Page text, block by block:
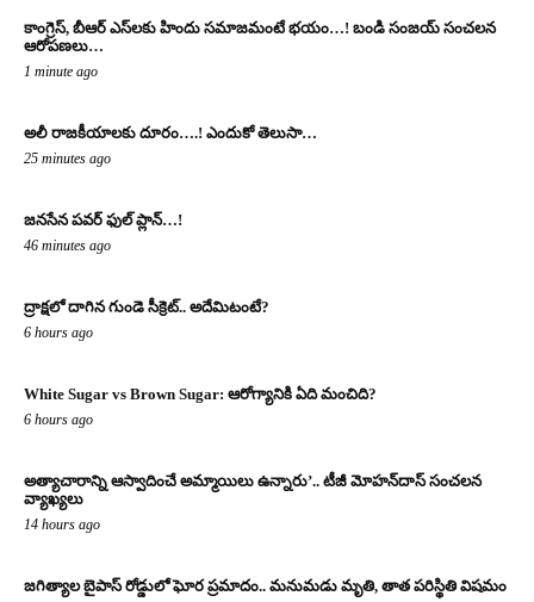
కాంగ్రెస్‌, బీఆర్ ఎస్‌ల‌కు హిందు స‌మాజ‌మంటే భ‌యం…! బండి సంజ‌య్ సంచ‌ల‌న
ఆరోప‌ణ‌లు…
1 minute ago
అలీ రాజ‌కీయాల‌కు దూరం….! ఎందుకో తెలుసా…
25 minutes ago
జనసేన పవర్ ఫుల్ ప్లాన్…!
46 minutes ago
ద్రాక్షలో దాగిన గుండె సీక్రెట్.. అదేమిటంటే?
6 hours ago
White Sugar vs Brown Sugar: ఆరోగ్యానికి ఏది మంచిది?
6 hours ago
అత్యాచారాన్ని ఆస్వాదించే అమ్మాయిలు ఉన్నారు’.. టీజీ మోహన్‌దాస్‌ సంచలన
వ్యాఖ్యలు
14 hours ago
జగిత్యాల బైపాస్‌ రోడ్డులో ఘోర ప్రమాదం.. మనుమడు మృతి, తాత పరిస్థితి విషమం